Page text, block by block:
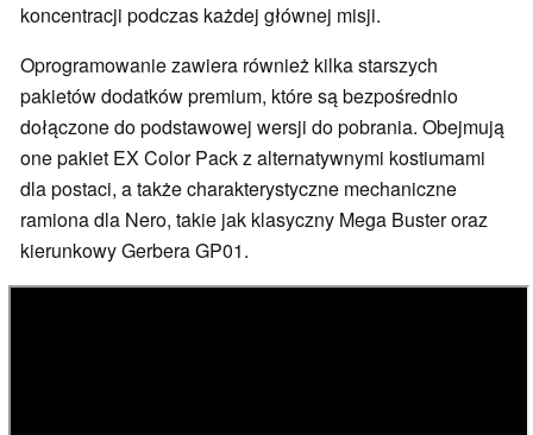
koncentracji podczas każdej głównej misji.
Oprogramowanie zawiera również kilka starszych
pakietów dodatków premium, które są bezpośrednio
dołączone do podstawowej wersji do pobrania. Obejmują
one pakiet EX Color Pack z alternatywnymi kostiumami
dla postaci, a także charakterystyczne mechaniczne
ramiona dla Nero, takie jak klasyczny Mega Buster oraz
kierunkowy Gerbera GP01.